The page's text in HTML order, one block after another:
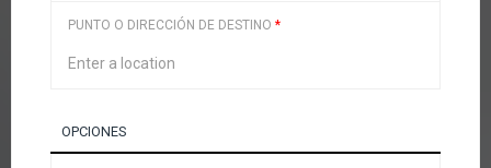
PUNTO O DIRECCIÓN DE DESTINO *
OPCIONES